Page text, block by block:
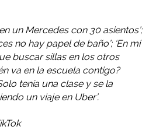
un Mercedes con 30 asientos’;
no hay papel de baño’; ‘En mi
buscar sillas en los otros
va en la escuela contigo?
tenía una clase y se la
un viaje en Uber’.